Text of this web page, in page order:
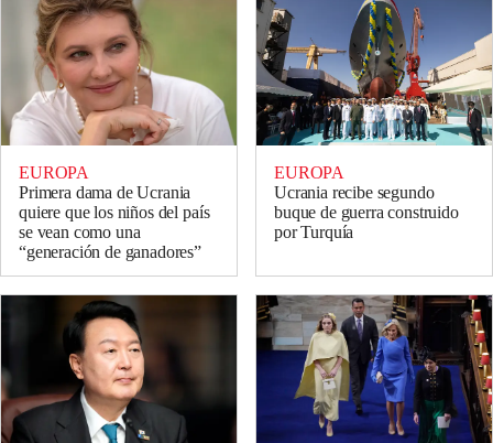
EUROPA
Primera dama de Ucrania
quiere que los niños del país
se vean como una
“generación de ganadores”
EUROPA
Ucrania recibe segundo
buque de guerra construido
por Turquía